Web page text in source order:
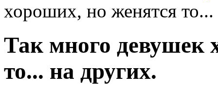
хороших, но женятся то...
Так много девушек
то... на других.